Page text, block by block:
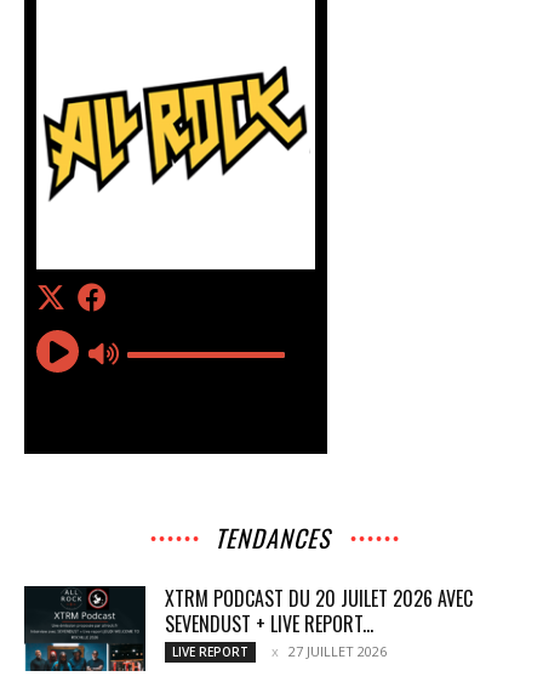
TENDANCES
XTRM PODCAST DU 20 JUILET 2026 AVEC
SEVENDUST + LIVE REPORT...
LIVE REPORT 27 JUILLET 2026